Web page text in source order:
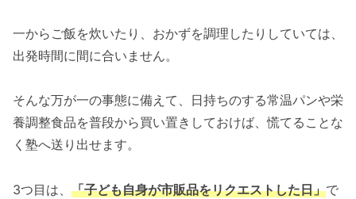
一からご飯を炊いたり、おかずを調理したりしていては、
出発時間に間に合いません。
そんな万が一の事態に備えて、日持ちのする常温パンや栄
養調整食品を普段から買い置きしておけば、慌てることな
く塾へ送り出せます。
3つ目は、 「子ども自身が市販品をリクエストした日」で